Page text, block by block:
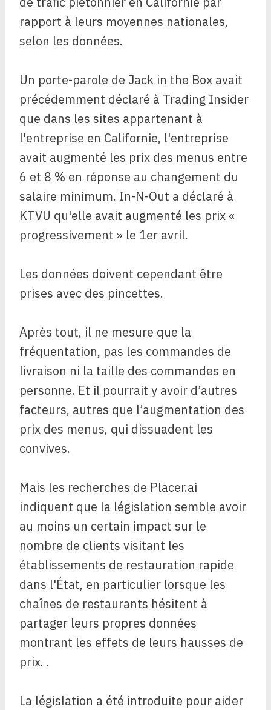
rapport à leurs moyennes nationales,
selon les données.
Un porte-parole de Jack in the Box avait
précédemment déclaré à Trading Insider
que dans les sites appartenant à
l'entreprise en Californie, l'entreprise
avait augmenté les prix des menus entre
6 et 8 % en réponse au changement du
salaire minimum. In-N-Out a déclaré à
KTVU qu'elle avait augmenté les prix «
progressivement » le 1er avril.
Les données doivent cependant être
prises avec des pincettes.
Après tout, il ne mesure que la
fréquentation, pas les commandes de
livraison ni la taille des commandes en
personne. Et il pourrait y avoir d’autres
facteurs, autres que l’augmentation des
prix des menus, qui dissuadent les
convives.
Mais les recherches de Placer.ai
indiquent que la législation semble avoir
au moins un certain impact sur le
nombre de clients visitant les
établissements de restauration rapide
dans l'État, en particulier lorsque les
chaînes de restaurants hésitent à
partager leurs propres données
montrant les effets de leurs hausses de
prix. .
La législation a été introduite pour aider